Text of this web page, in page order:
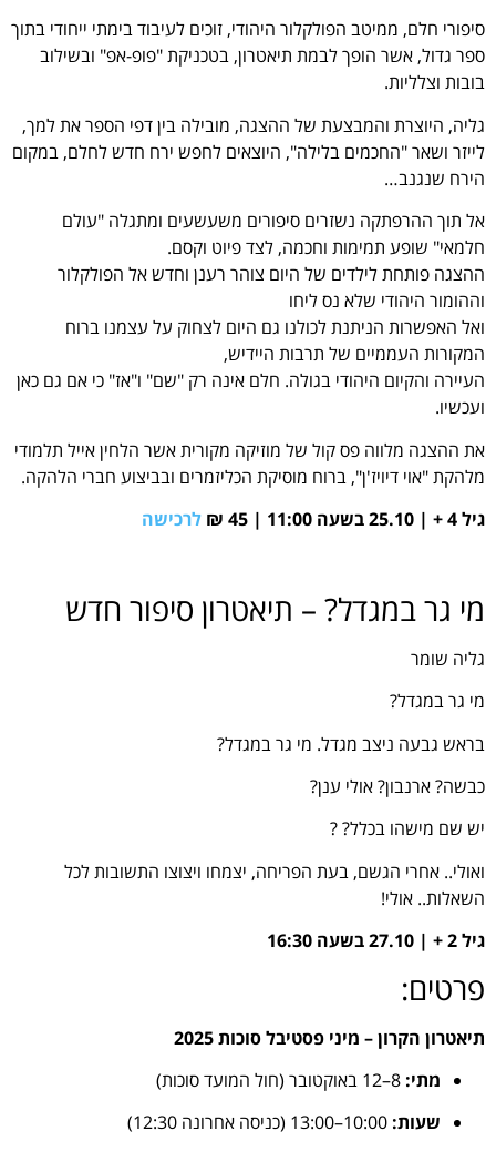
סיפורי חלם, ממיטב הפולקלור היהודי, זוכים לעיבוד בימתי ייחודי בתוך
ספר גדול, אשר הופך לבמת תיאטרון, בטכניקת "פופ-אפ" ובשילוב
בובות וצלליות.
גליה, היוצרת והמבצעת של ההצגה, מובילה בין דפי הספר את למך,
לייזר ושאר "החכמים בלילה", היוצאים לחפש ירח חדש לחלם, במקום
הירח שנגנב…
אל תוך ההרפתקה נשזרים סיפורים משעשעים ומתגלה "עולם
חלמאי" שופע תמימות וחכמה, לצד פיוט וקסם.
ההצגה פותחת לילדים של היום צוהר רענן וחדש אל הפולקלור
וההומור היהודי שלא נס ליחו
ואל האפשרות הניתנת לכולנו גם היום לצחוק על עצמנו ברוח
המקורות העממיים של תרבות היידיש,
העיירה והקיום היהודי בגולה. חלם אינה רק "שם" ו"אז" כי אם גם כאן
ועכשיו.
את ההצגה מלווה פס קול של מוזיקה מקורית אשר הלחין אייל תלמודי
מלהקת "אוי דיויז'ן", ברוח מוסיקת הכליזמרים ובביצוע חברי הלהקה.
גיל 4 + | 25.10 בשעה 11:00 | 45 ₪
לרכישה
מי גר במגדל? – תיאטרון סיפור חדש
גליה שומר
מי גר במגדל?
בראש גבעה ניצב מגדל. מי גר במגדל?
כבשה? ארנבון? אולי ענן?
יש שם מישהו בכלל? ?
ואולי.. אחרי הגשם, בעת הפריחה, יצמחו ויצוצו התשובות לכל
השאלות.. אולי!
גיל 2 + | 27.10 בשעה 16:30
פרטים:
תיאטרון הקרון – מיני פסטיבל סוכות 2025
מתי:
שעות: